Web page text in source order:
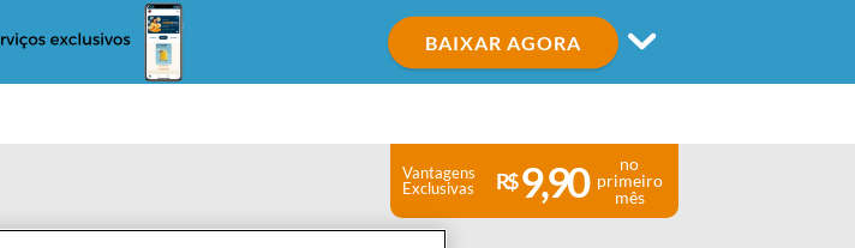
BAIXAR AGORA
Vantagens
Exclusivas
9,90
no
primeiro
mês